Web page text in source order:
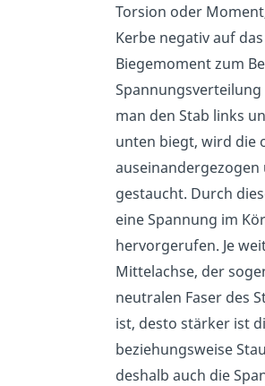
Torsion oder
Kerbe negativ auf
Biegemoment zum
Spannungsverteilung
man den Stab links
unten biegt, wird die
gestaucht. Durch
eine Spannung im
hervorgerufen. Je
Mittelachse, der
neutralen Faser des
ist, desto stärker ist
beziehungsweise
deshalb auch die